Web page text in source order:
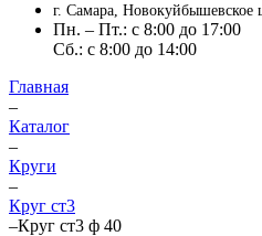
г. Самара, Новокуйбышевское
Пн. – Пт.: с 8:00 до 17:00
Cб.: с 8:00 до 14:00
Главная
–
Каталог
–
Круги
–
Круг ст3
–Круг ст3 ф 40